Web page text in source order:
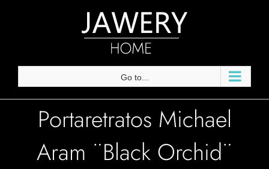
Go to...
Portaretratos Michael
Aram ¨Black Orchid¨